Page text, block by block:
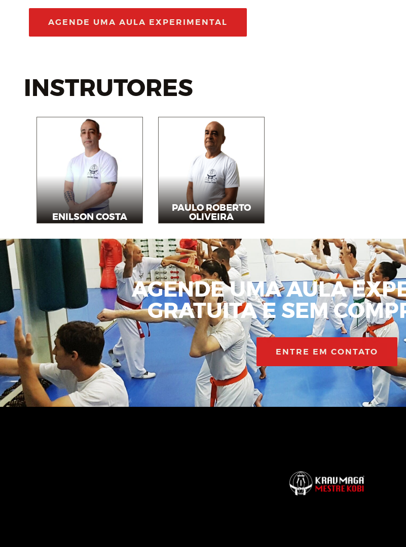
AGENDE UMA AULA EXPERIMENTAL
INSTRUTORES
ENILSON COSTA
Instrutor
PAULO ROBERTO
OLIVEIRA
Instrutor
AGENDE UMA AULA
GRATUITA E SEM
ENTRE EM CONTATO